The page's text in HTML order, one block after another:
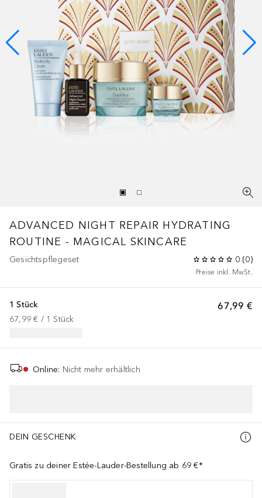
ADVANCED NIGHT REPAIR HYDRATING
ROUTINE - MAGICAL SKINCARE
Gesichtspflegeset 0 (0)
Preise inkl. MwSt.
67,99 €
1 Stück
67,99 € / 1 Stück
Online: Nicht mehr erhältlich
DEIN GESCHENK
Gratis zu deiner Estée-Lauder-Bestellung ab 69 €*